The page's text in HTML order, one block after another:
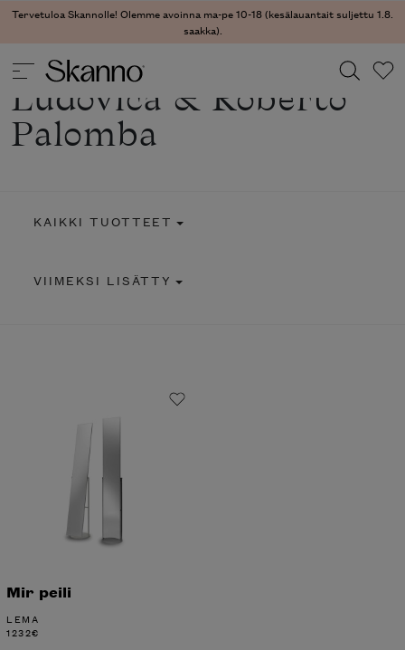
Tervetuloa Skannolle! Olemme avoinna ma-pe 10-18 (kesälauantait suljettu 1.8.
saakka).
Haku
Ludovica & Roberto
Palomba
KAIKKI TUOTTEET
VIIMEKSI LISÄTTY
Mir peili
LEMA
1232€